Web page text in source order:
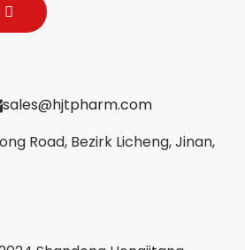
sales@hjtpharm.com
Road, Bezirk Licheng, Jinan,